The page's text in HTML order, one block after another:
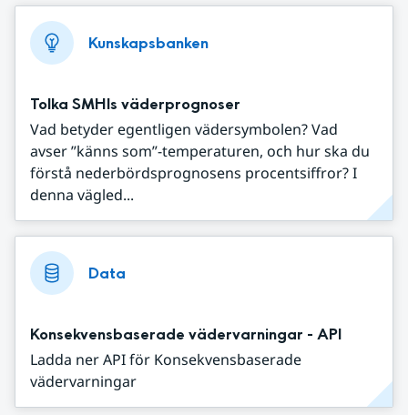
Kunskapsbanken
Tolka SMHIs väderprognoser
Vad betyder egentligen vädersymbolen? Vad
avser ”känns som”-temperaturen, och hur ska du
förstå nederbördsprognosens procentsiffror? I
denna vägled...
Data
Konsekvensbaserade vädervarningar - API
Ladda ner API för Konsekvensbaserade
vädervarningar